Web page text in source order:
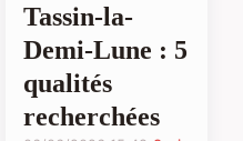
Tassin-la-
Demi-Lune : 5
qualités
recherchées